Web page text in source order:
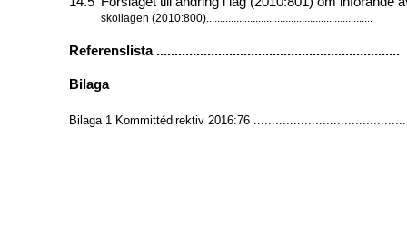
skollagen (2010:800).............................................................
Referenslista ...................................................................
Bilaga
Bilaga 1 Kommittédirektiv 2016:76